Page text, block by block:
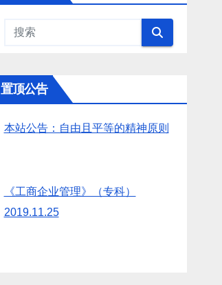
置顶公告
本站公告：自由且平等的精神原则
《工商企业管理》（专科）
2019.11.25